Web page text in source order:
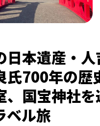
日本遺産・
氏700年の歴
、国宝神社を
ベル旅